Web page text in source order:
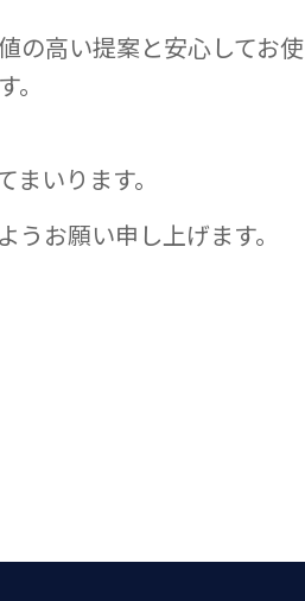
の高い提案と安心してお
いります。
お願い申し上げます。